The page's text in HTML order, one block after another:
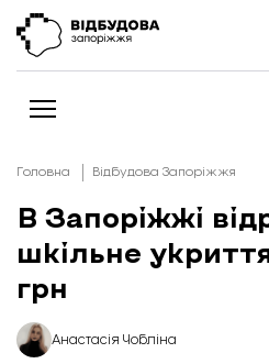
Новини
Відбудова Запоріжжя
Ексклюзив
Бізнес
Шлях додому
Відбудова. Життя
Головна Відбудова Запоріжжя
В Запоріжжі
шкільне
грн
Анастасія Чобліна